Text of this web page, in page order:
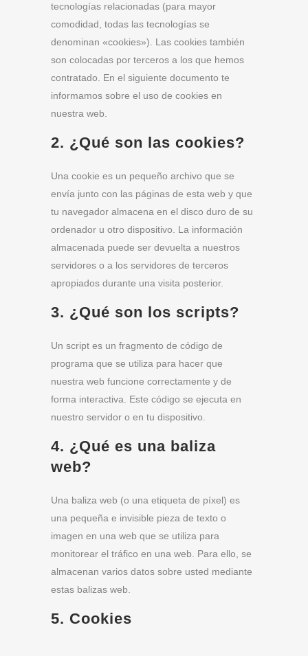
tecnologías relacionadas (para mayor
comodidad, todas las tecnologías se
denominan «cookies»). Las cookies también
son colocadas por terceros a los que hemos
contratado. En el siguiente documento te
informamos sobre el uso de cookies en
nuestra web.
2. ¿Qué son las cookies?
Una cookie es un pequeño archivo que se
envía junto con las páginas de esta web y que
tu navegador almacena en el disco duro de su
ordenador u otro dispositivo. La información
almacenada puede ser devuelta a nuestros
servidores o a los servidores de terceros
apropiados durante una visita posterior.
3. ¿Qué son los scripts?
Un script es un fragmento de código de
programa que se utiliza para hacer que
nuestra web funcione correctamente y de
forma interactiva. Este código se ejecuta en
nuestro servidor o en tu dispositivo.
4. ¿Qué es una baliza
web?
Una baliza web (o una etiqueta de píxel) es
una pequeña e invisible pieza de texto o
imagen en una web que se utiliza para
monitorear el tráfico en una web. Para ello, se
almacenan varios datos sobre usted mediante
estas balizas web.
5. Cookies